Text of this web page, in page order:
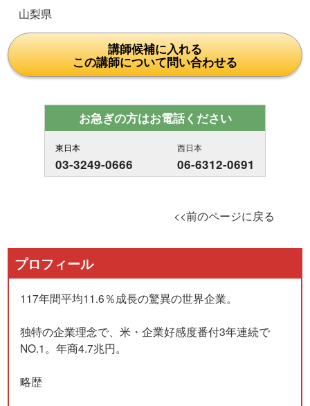
山梨県
講師候補に入れる
この講師について問い合わせる
お急ぎの方はお電話ください
東日本
03-3249-0666
西日本
06-6312-0691
<<前のページに戻る
プロフィール
117年間平均11.6％成長の驚異の世界企業。
独特の企業理念で、米・企業好感度番付3年連続で
NO.1。年商4.7兆円。
略歴